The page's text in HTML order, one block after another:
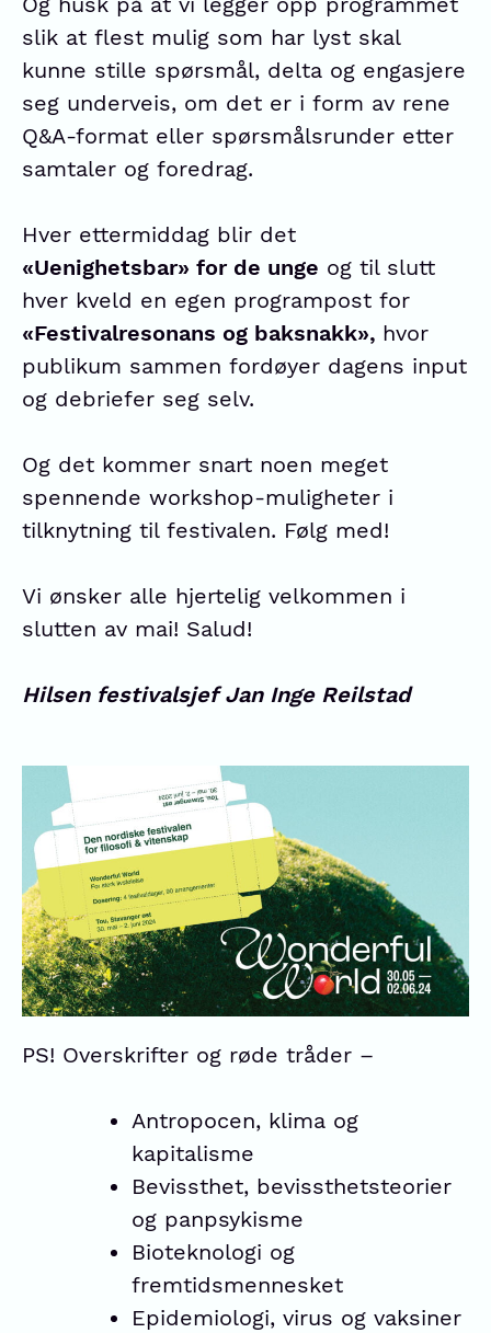
slik at flest mulig som har lyst skal
kunne stille spørsmål, delta og engasjere
seg underveis, om det er i form av rene
Q&A-format eller spørsmålsrunder etter
samtaler og foredrag.
Hver ettermiddag blir det
«Uenighetsbar» for de unge og til slutt
hver kveld en egen programpost for
«Festivalresonans og baksnakk», hvor
publikum sammen fordøyer dagens input
og debriefer seg selv.
Og det kommer snart noen meget
spennende workshop-muligheter i
tilknytning til festivalen. Følg med!
Vi ønsker alle hjertelig velkommen i
slutten av mai! Salud!
Hilsen festivalsjef Jan Inge Reilstad
PS! Overskrifter og røde tråder –
Antropocen, klima og
kapitalisme
Bevissthet, bevissthetsteorier
og panpsykisme
Bioteknologi og
fremtidsmennesket
Epidemiologi, virus og vaksiner